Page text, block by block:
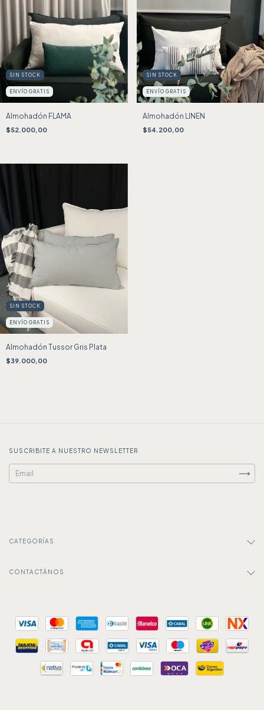
SIN STOCK
ENVÍO GRATIS
Almohadón FLAMA
$52.000,00
SIN STOCK
ENVÍO GRATIS
Almohadón LINEN
$54.200,00
SIN STOCK
ENVÍO GRATIS
Almohadón Tussor Gris Plata
$39.000,00
SUSCRIBITE A NUESTRO NEWSLETTER
CATEGORÍAS
CONTACTÁNOS